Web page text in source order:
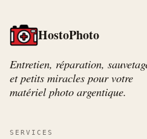
HostoPhoto
Entretien, réparation,
et petits miracles pour votre
matériel photo argentique.
SERVICES